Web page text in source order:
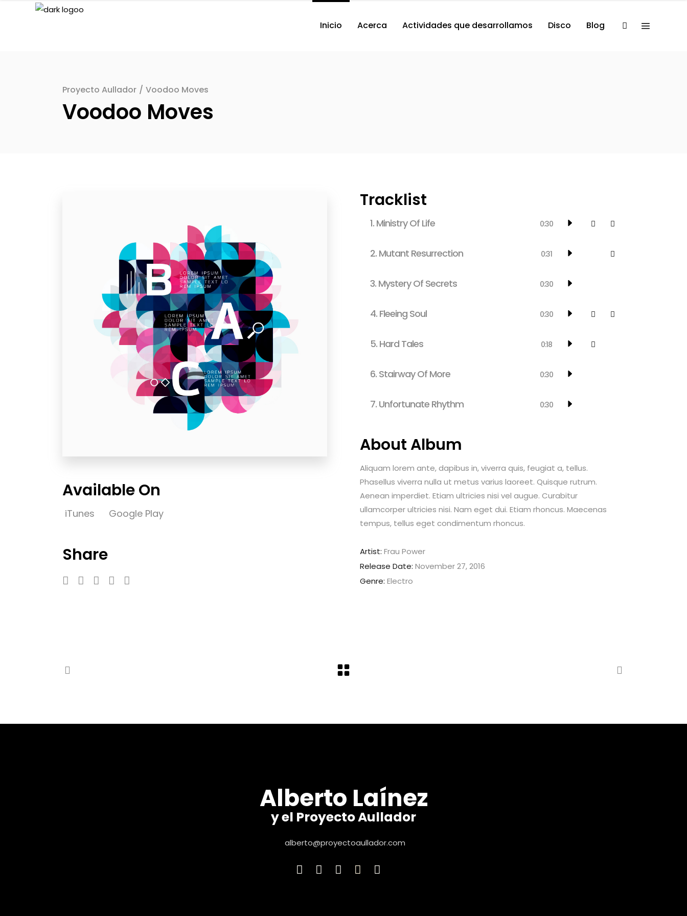
Inicio Acerca Actividades que desarrollamos Disco Blog
Proyecto Aullador / Voodoo Moves
Voodoo Moves
Available On
iTunes Google Play
Share
Tracklist
1. Ministry Of Life 0:30
2. Mutant Resurrection 0:31
3. Mystery Of Secrets 0:30
4. Fleeing Soul 0:30
5. Hard Tales 0:18
6. Stairway Of More 0:30
7. Unfortunate Rhythm 0:30
About Album
Aliquam lorem ante, dapibus in, viverra quis, feugiat a, tellus.
Phasellus viverra nulla ut metus varius laoreet. Quisque rutrum.
Aenean imperdiet. Etiam ultricies nisi vel augue. Curabitur
ullamcorper ultricies nisi. Nam eget dui. Etiam rhoncus. Maecenas
tempus, tellus eget condimentum rhoncus.
Artist: Frau Power
Release Date: November 27, 2016
Genre: Electro
Alberto Laínez
y el Proyecto Aullador
alberto@proyectoaullador.com